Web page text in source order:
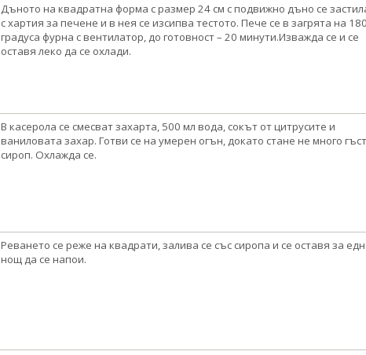
Дъното на квадратна форма с размер 24 см с подвижно дъно се
с хартия за печене и в нея се изсипва тестото. Пече се в загрята на
градуса фурна с вентилатор, до готовност – 20 минути.Изважда се и се
оставя леко да се охлади.
В касерола се смесват захарта, 500 мл вода, сокът от цитрусите и
ваниловата захар. Готви се на умерен огън, докато стане не много гъст
сироп. Охлажда се.
Реването се реже на квадрати, залива се със сиропа и се оставя за
нощ да се напои.